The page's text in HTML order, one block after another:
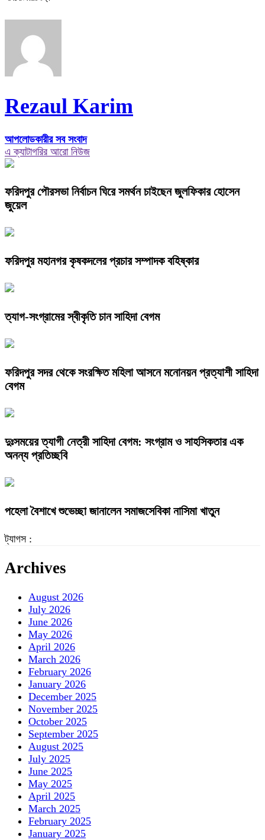
Rezaul Karim
আপলোডকারীর সব সংবাদ
এ ক্যাটাগরির আরো নিউজ
ফরিদপুর পৌরসভা নির্বাচন ঘিরে সমর্থন চাইছেন জুলফিকার হোসেন
জুয়েল
ফরিদপুর মহানগর কৃষকদলের প্রচার সম্পাদক বহিষ্কার
ত্যাগ-সংগ্রামের স্বীকৃতি চান সাহিদা বেগম
ফরিদপুর সদর থেকে সংরক্ষিত মহিলা আসনে মনোনয়ন প্রত্যাশী সাহিদা
বেগম
দুঃসময়ের ত্যাগী নেত্রী সাহিদা বেগম: সংগ্রাম ও সাহসিকতার এক
অনন্য প্রতিচ্ছবি
পহেলা বৈশাখে শুভেচ্ছা জানালেন সমাজসেবিকা নাসিমা খাতুন
ট্যাগস :
Archives
August 2026
July 2026
June 2026
May 2026
April 2026
March 2026
February 2026
January 2026
December 2025
November 2025
October 2025
September 2025
August 2025
July 2025
June 2025
May 2025
April 2025
March 2025
February 2025
January 2025